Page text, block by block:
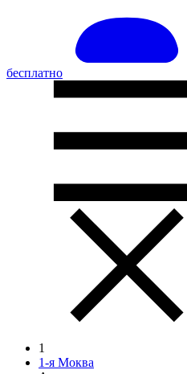
бесплатно
1
1-я Моква